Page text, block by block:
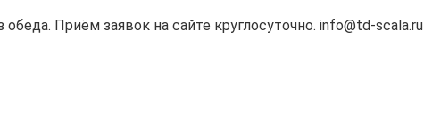
Приём заявок на сайте круглосуточно. info@td-scala.ru